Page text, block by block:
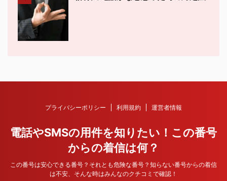
プライバシーポリシー 利用規約 運営者情報
電話やSMSの用件を知りたい！この番号
からの着信は何？
この番号は安心できる番号？それとも危険な番号？知らない番号からの着信
は不安、そんな時はみんなのクチコミで確認！